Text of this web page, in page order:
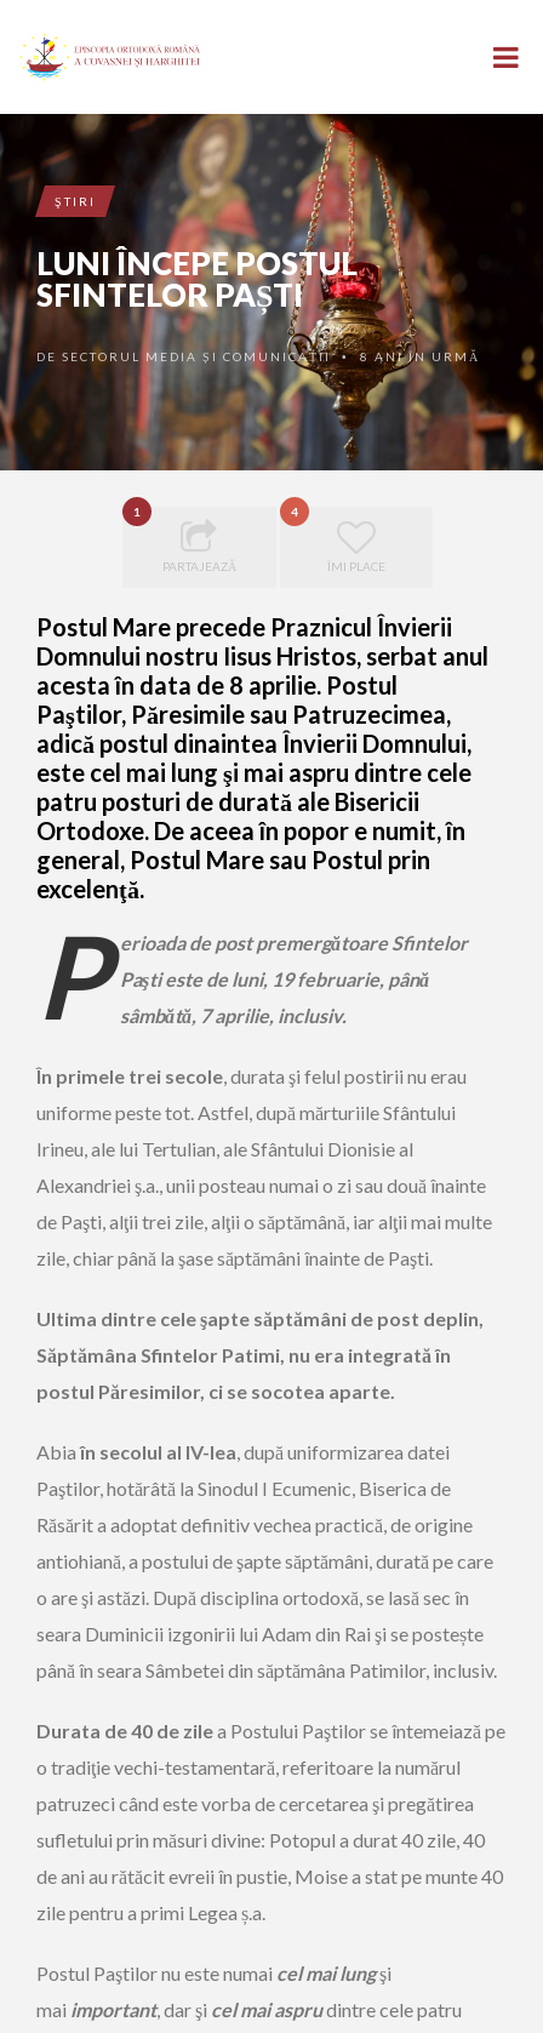
ŞTIRI
LUNI ÎNCEPE POSTUL
SFINTELOR PAȘTI
DE SECTORUL MEDIA ȘI COMUNICAȚII •8 ANI ÎN URMĂ
1
PARTAJEAZĂ
4
ÎMI PLACE
Postul Mare precede Praznicul Învierii
Domnului nostru Iisus Hristos, serbat anul
acesta în data de 8 aprilie. Postul
Paştilor, Păresimile sau Patruzecimea,
adică postul dinaintea Învierii Domnului,
este cel mai lung şi mai aspru dintre cele
patru posturi de durată ale Bisericii
Ortodoxe. De aceea în popor e numit, în
general, Postul Mare sau Postul prin
excelenţă.
P erioada de post premergătoare Sfintelor
Paşti este de luni, 19 februarie, până
sâmbătă, 7 aprilie, inclusiv.
În primele trei secole, durata şi felul postirii nu erau
uniforme peste tot. Astfel, după mărturiile Sfântului
Irineu, ale lui Tertulian, ale Sfântului Dionisie al
Alexandriei ş.a., unii posteau numai o zi sau două înainte
de Paşti, alţii trei zile, alţii o săptămână, iar alţii mai multe
zile, chiar până la şase săptămâni înainte de Paşti.
Ultima dintre cele şapte săptămâni de post deplin,
Săptămâna Sfintelor Patimi, nu era integrată în
postul Păresimilor, ci se socotea aparte.
Abiaîn secolul al IV-lea, după uniformizarea datei
Paştilor, hotărâtă la Sinodul I Ecumenic, Biserica de
Răsărit a adoptat definitiv vechea practică, de origine
antiohiană, a postului de şapte săptămâni, durată pe care
o are şi astăzi. După disciplina ortodoxă, se lasă sec în
seara Duminicii izgonirii lui Adam din Rai şi se postește
până în seara Sâmbetei din săptămâna Patimilor, inclusiv.
Durata de 40 de zilea Postului Paştilor se întemeiază pe
o tradiţie vechi-testamentară, referitoare la numărul
patruzeci când este vorba de cercetarea şi pregătirea
sufletului prin măsuri divine: Potopul a durat 40 zile, 40
de ani au rătăcit evreii în pustie, Moise a stat pe munte 40
zile pentru a primi Legea ș.a.
Postul Paştilor nu este numai cel mai lungşi
mai important, dar şi cel mai asprudintre cele patru